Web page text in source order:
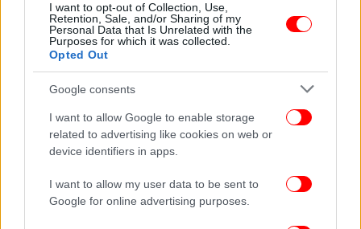
I want to opt-out of Collection, Use,
Retention, Sale, and/or Sharing of my
Personal Data that Is Unrelated with the
Purposes for which it was collected.
Opted Out
Google consents
I want to allow Google to enable storage
related to advertising like cookies on web or
device identifiers in apps.
I want to allow my user data to be sent to
Google for online advertising purposes.